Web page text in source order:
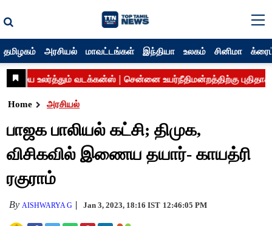
தமிழகம் அரசியல் மாவட்டங்கள் இந்தியா உலகம் சினிமா
Home அரசியல்
பாஜக பாலியல் கட்சி; திமுக,
விசிகவில் இணைய தயார்- காயத்ரி
ரகுராம்
By AISHWARYA G Jan 3, 2023, 18:16 IST 12:46:05 PM